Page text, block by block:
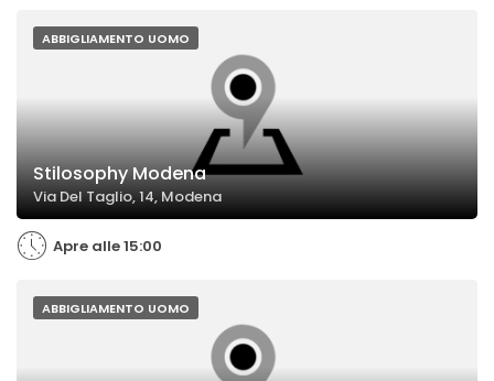
ABBIGLIAMENTO UOMO
Stilosophy Modena
Via Del Taglio, 14, Modena
Apre alle 15:00
ABBIGLIAMENTO UOMO